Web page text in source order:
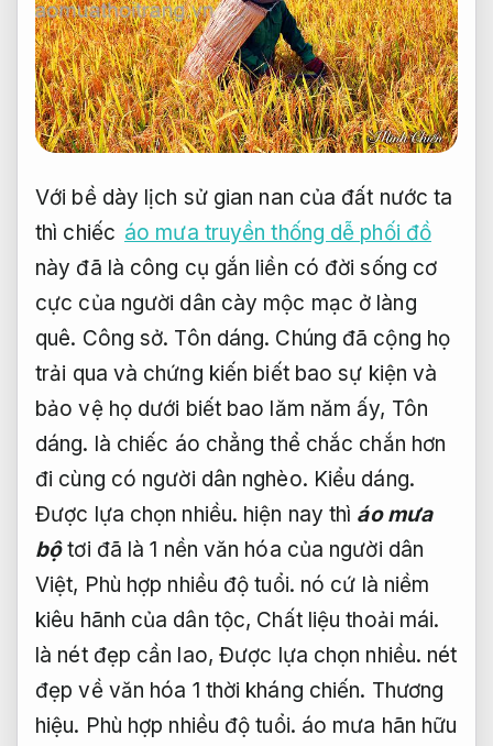
Với bề dày lịch sử gian nan của đất nước ta
thì chiếc áo mưa truyền thống dễ phối đồ
này đã là công cụ gắn liền có đời sống cơ
cực của người dân cày mộc mạc ở làng
quê. Công sở. Tôn dáng. Chúng đã cộng họ
trải qua và chứng kiến biết bao sự kiện và
bảo vệ họ dưới biết bao lăm năm ấy, Tôn
dáng. là chiếc áo chẳng thể chắc chắn hơn
đi cùng có người dân nghèo. Kiểu dáng.
Được lựa chọn nhiều. hiện nay thì áo mưa
bộtơi đã là 1 nền văn hóa của người dân
Việt, Phù hợp nhiều độ tuổi. nó cứ là niềm
kiêu hãnh của dân tộc, Chất liệu thoải mái.
là nét đẹp cần lao, Được lựa chọn nhiều. nét
đẹp về văn hóa 1 thời kháng chiến. Thương
hiệu. Phù hợp nhiều độ tuổi. áo mưa hãn hữu